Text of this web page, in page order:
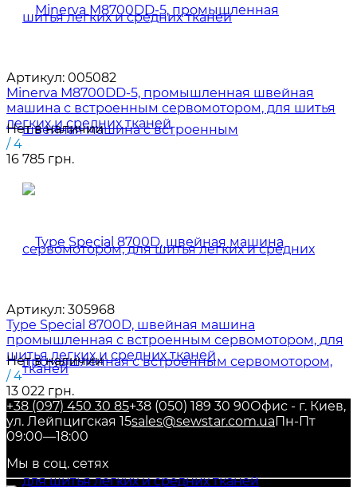
Артикул: 005082
Minerva M8700DD-5, промышленная швейная
машина с встроенным сервомотором, для шитья
легких и средних тканей
Нет в наличии
/ 4
16 785 грн.
Артикул: 305968
Type Special 8700D, швейная машина
промышленная с встроенным сервомотором, для
шитья легких и средних тканей
Нет в наличии
/ 4
13 022 грн.
+38 (097) 450 30 85+38 (050) 189 30 90Офис - г. Киев,
ул. Лейпцигская 15sales@sewstar.com.uaПн-Пт
09:00—18:00
Мы в соц. сетях